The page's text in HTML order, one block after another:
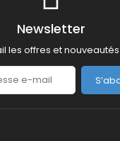
Newsletter
les offres et